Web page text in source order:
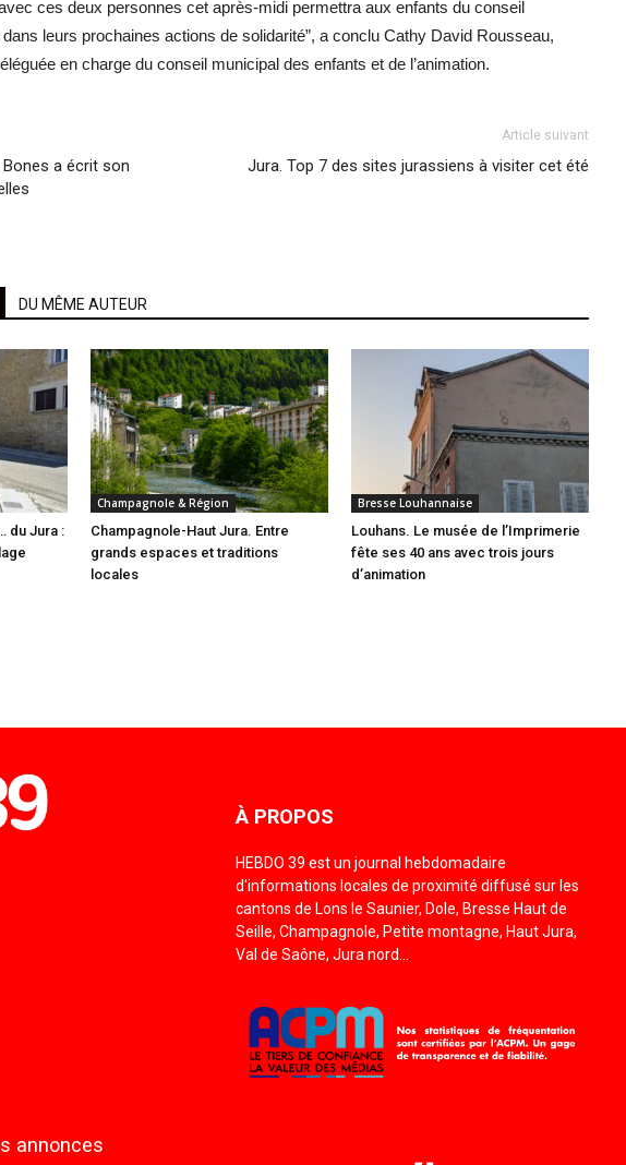
ces deux personnes cet après-midi permettra aux enfants du conseil
leurs prochaines actions de solidarité”, a conclu Cathy David Rousseau,
en charge du conseil municipal des enfants et de l’animation.
a écrit son
Article suivant
Jura. Top 7 des sites jurassiens à visiter cet été
DU MÊME AUTEUR
du Jura :
Champagnole & Région
Champagnole-Haut Jura. Entre
grands espaces et traditions
locales
Bresse Louhannaise
Louhans. Le musée de l’Imprimerie
fête ses 40 ans avec trois jours
d’animation